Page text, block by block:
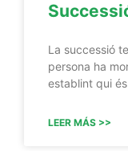
La successió
persona ha
establint qui
LEER MÁS >>